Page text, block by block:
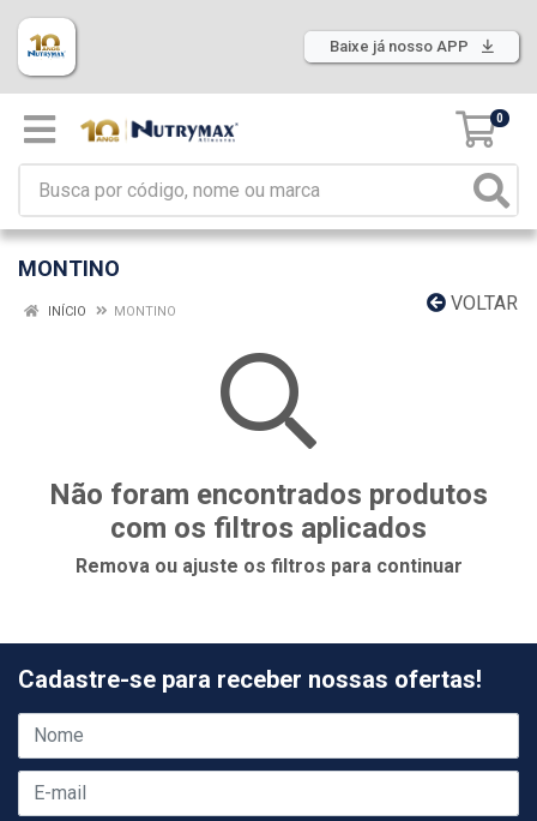
Baixe já nosso APP
0
MONTINO
VOLTAR
INÍCIO MONTINO
Não foram encontrados produtos
com os filtros aplicados
Remova ou ajuste os filtros para continuar
Cadastre-se para receber nossas ofertas!